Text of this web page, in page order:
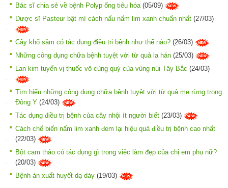
Bác sĩ chia sẻ về bệnh Polyp ống tiêu hóa(05/09)
Dược sĩ Pasteur bật mí cách nấu nấm lim xanh chuẩn nhất (27/03)
Cây khổ sâm có tác dụng điều trị bệnh như thế nào? (26/03)
Những công dụng chữa bệnh tuyệt vời từ quả la hán (25/03)
Lan kim tuyến vị thuốc vô cùng quý của vùng núi Tây Bắc (24/03)
Tìm hiểu những công dụng chữa bệnh tuyệt vời từ quả me rừng trong
Đông Y (24/03)
Tác dụng điều trị bệnh của cây nhội ít người biết (23/03)
Cách chế biến nấm lim xanh đem lại hiệu quả điều trị bệnh cao nhất
(22/03)
Bột cam thảo có tác dụng gì trong việc làm đẹp của chị em phụ nữ?
(20/03)
Bệnh án xuất huyết dạ dày (19/03)